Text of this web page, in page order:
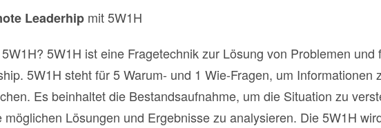
Leaderhip mit 5W1H
5W1H ist eine Fragetechnik zur Lösung von Problemen
5W1H steht für 5 Warum- und 1 Wie-Fragen, um Informationen
Es beinhaltet die Bestandsaufnahme, um die Situation zu
möglichen Lösungen und Ergebnisse zu analysieren. Die 5W1H